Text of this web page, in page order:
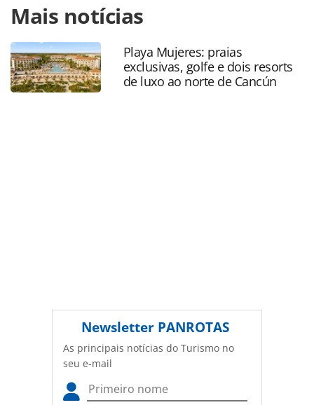
https://www.panrotas.com.br/hotelaria/eventos/2024/06/
2024-abre-credenciamento-para-visitantes_206613.html ou
as ferramentas oferecidas na página. Todo o conteúdo
produzido pela PANROTAS Editora é protegido pela
legislação brasileira sobre direito autoral. Não reproduza o
conteúdo sem autorização da PANROTAS Editora
Mais notícias
Playa Mujeres: praias
exclusivas, golfe e dois resorts
de luxo ao norte de Cancún
Newsletter PANROTAS
As principais notícias do Turismo no
seu e-mail